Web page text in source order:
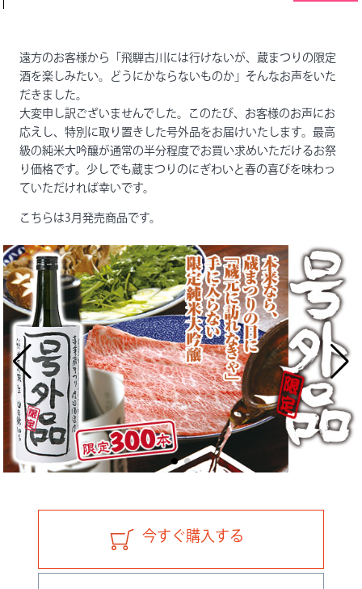
遠方のお客様から 「飛騨古川には行けないが、蔵まつりの限定
酒を楽しみたい。どうにかならないものか」 そんなお声をいた
だきました。
大変申し訳ございませんでした。このたび、お客様のお声にお
応えし、特別に取り置きした号外品をお届けいたします。最高
級の純米大吟醸が通常の半分程度でお買い求めいただけるお祭
り価格です。少しでも蔵まつりのにぎわいと春の喜びを味わっ
ていただければ幸いです。
こちらは3月発売商品です。
今すぐ購入する